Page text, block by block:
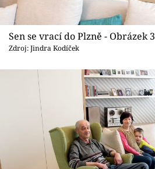
Sen se vrací do Plzně - Obrázek 3
Zdroj: Jindra Kodíček